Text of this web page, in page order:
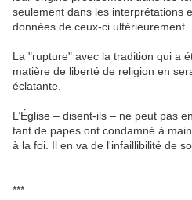
seulement dans les interprétations
données de ceux-ci ultérieurement.
La "rupture" avec la tradition qui a
matière de liberté de religion en
éclatante.
L’Église – disent-ils – ne peut pas
tant de papes ont condamné à
à la foi. Il en va de l'infaillibilité de
***